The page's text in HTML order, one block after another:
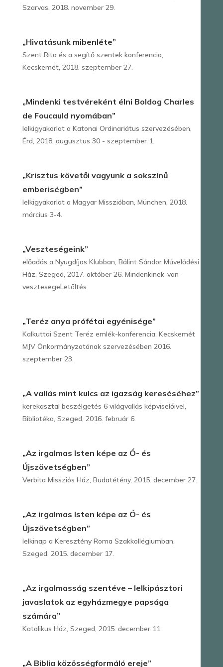
Szarvas, 2018. november 29.
„Hivatásunk mibenléte”
Szent Rita és a segítő szentek konferencia,
Kecskemét, 2018. szeptember 27.
„Mindenki testvéreként élni Boldog Charles
de Foucauld nyomában”
lelkigyakorlat a Katonai Ordinariátus szervezésében,
Érd, 2018. augusztus 30 - szeptember 1.
„Krisztus követői vagyunk a sokszínű
emberiségben”
lelkigyakorlat a Magyar Misszióban, München, 2018.
március 3-4.
„Veszteségeink”
előadás a Nyugdíjas Klubban, Bálint Sándor Művelődési
Ház, Szeged, 2017. október 26. Mindenkinek-van-
vesztesegeLetöltés
„Teréz anya prófétai egyénisége”
Kalkuttai Szent Teréz emlék-konferencia, Kecskemét
MJV Önkormányzatának szervezésében 2016.
szeptember 23.
„A vallás mint kulcs az igazság kereséséhez”
kerekasztal beszélgetés 6 világvallás képviselőivel,
Bibliotéka, Szeged, 2016. február 6.
„Az irgalmas Isten képe az Ó- és
Újszövetségben”
Verbita Missziós Ház, Budatétény, 2015. december 27.
„Az irgalmas Isten képe az Ó- és
Újszövetségben”
lelkinap a Keresztény Roma Szakkollégiumban,
Szeged, 2015. december 17.
„Az irgalmasság szentéve – lelkipásztori
javaslatok az egyházmegye papsága
számára”
Katolikus Ház, Szeged, 2015. december 11.
„A Biblia közösségformáló ereje”